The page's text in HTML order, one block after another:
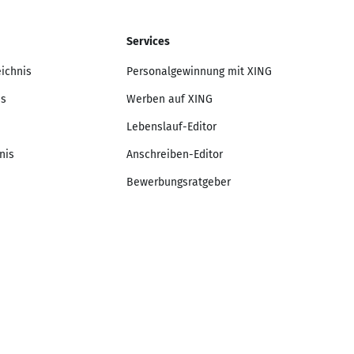
Services
Personalgewinnung mit XING
Werben auf XING
Lebenslauf-Editor
Anschreiben-Editor
Bewerbungsratgeber